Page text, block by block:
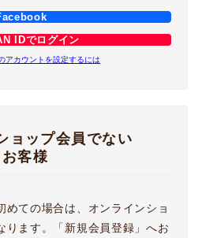
IDでログイン
アカウントを設定するには
ョップ会員でない
お客様
めての場合は、オンラインショ
ります。「新規会員登録」へお